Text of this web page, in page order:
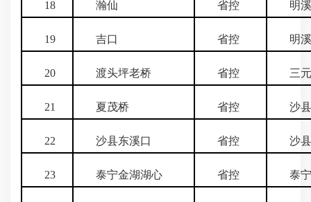
18 瀚仙 省控 明溪
19 吉口 省控 明溪
20 渡头坪老桥 省控 三元
21 夏茂桥 省控 沙县
22 沙县东溪口 省控 沙县
23 泰宁金湖湖心 省控 泰宁